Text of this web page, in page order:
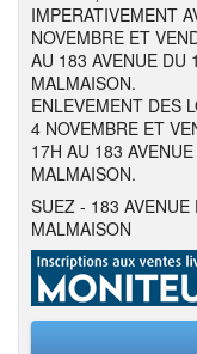
IMPERATIVEMENT
NOVEMBRE ET
AU 183 AVENUE DU
MALMAISON.
ENLEVEMENT DES
4 NOVEMBRE ET
17H AU 183
MALMAISON.
SUEZ - 183
MALMAISON